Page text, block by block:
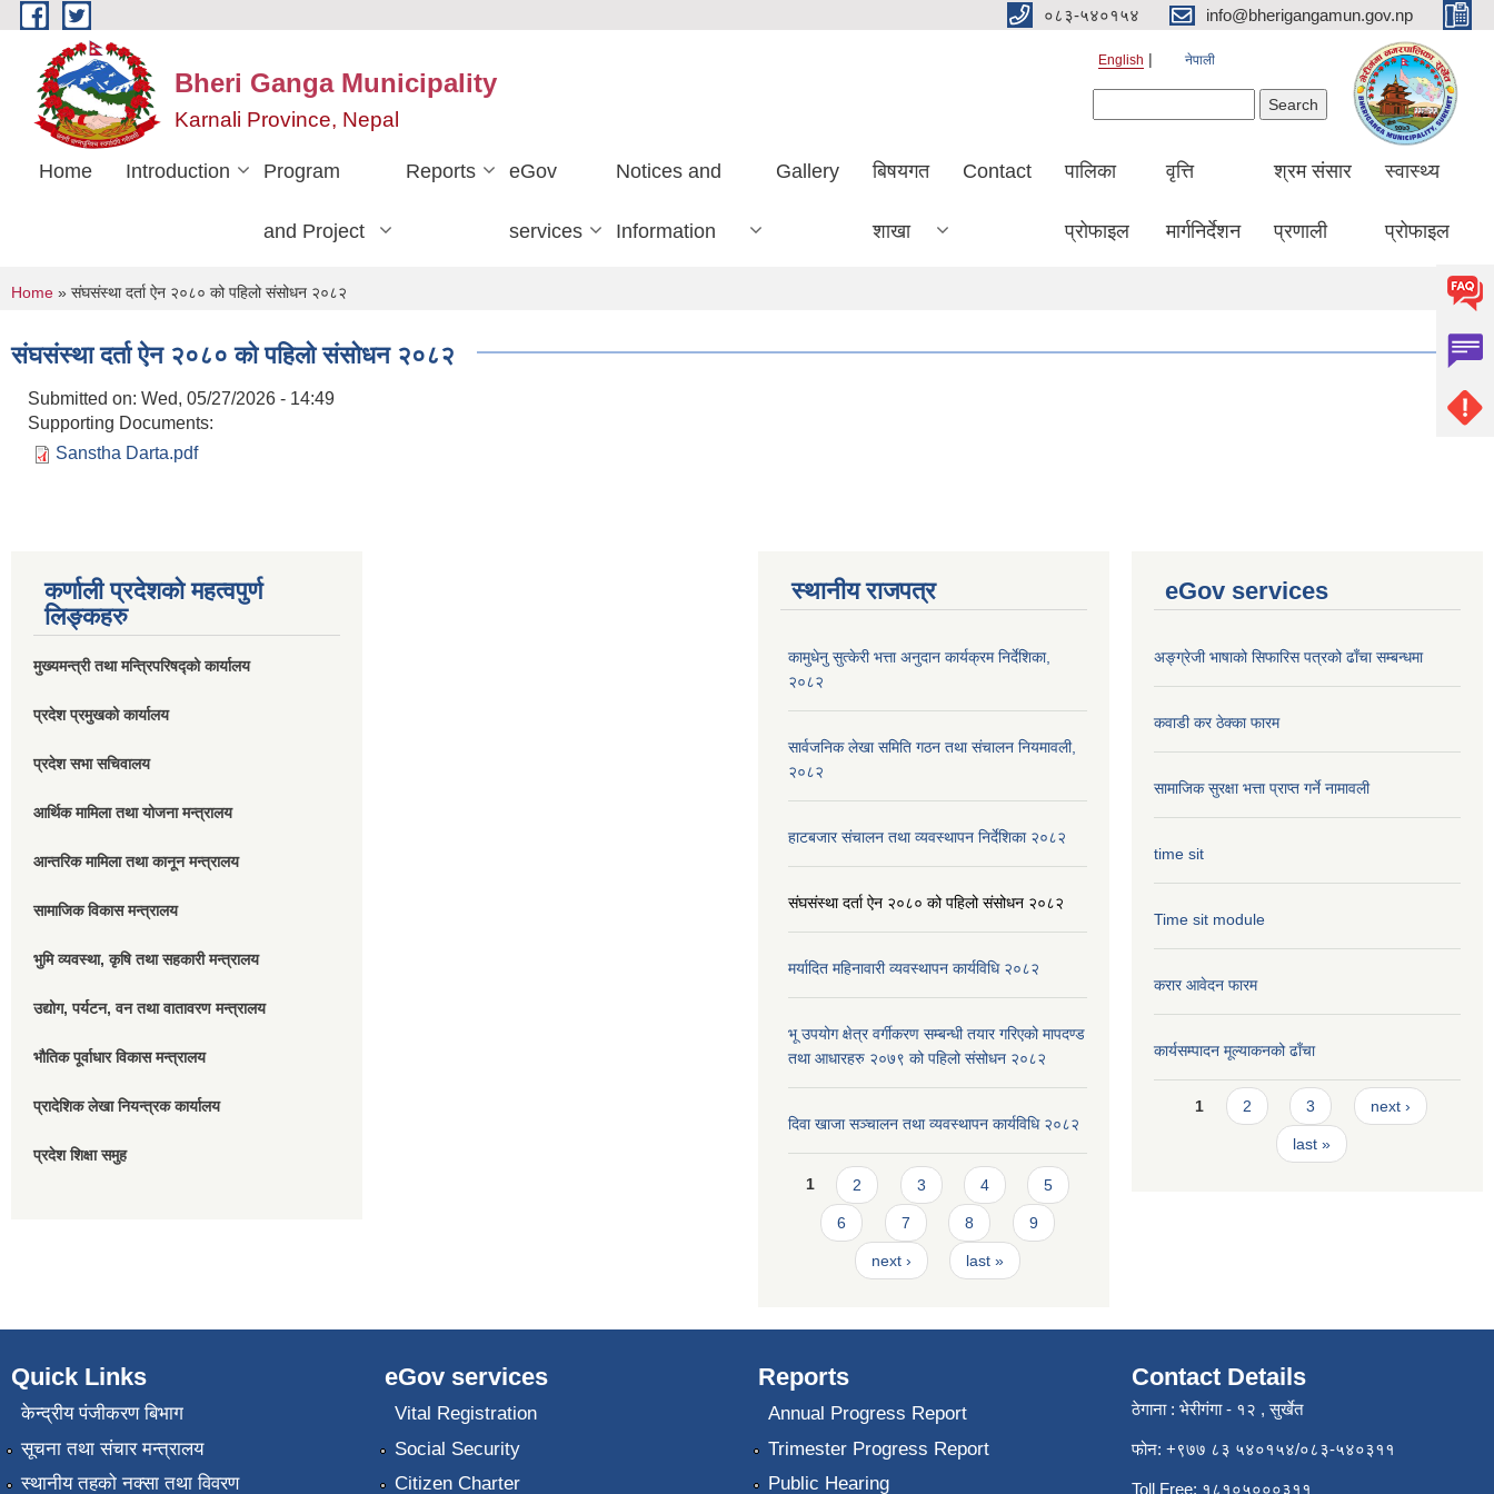
Skip to main content ०८३-५४०१५४ info@bherigangamun.gov.np
Bheri Ganga Municipality
Karnali Province, Nepal
English नेपाली
Home Introduction Program
and Project
Reports eGov
services
Notices and
Information
Gallery बिषयगत
शाखा
Contact पालिका
प्रोफाइल
वृत्ति
मार्गनिर्देशन
श्रम संसार
प्रणाली
स्वास्थ्य
प्रोफाइल
You are here
Home » संघसंस्था दर्ता ऐन २०८० को पहिलो संसोधन २०८२
संघसंस्था दर्ता ऐन २०८० को पहिलो संसोधन २०८२
Submitted on: Wed, 05/27/2026 - 14:49
Supporting Documents:
Sanstha Darta.pdf
कर्णाली प्रदेशको महत्वपुर्ण
लिङ्कहरु
मुख्यमन्त्री तथा मन्त्रिपरिषद्को कार्यालय
प्रदेश प्रमुखको कार्यालय
प्रदेश सभा सचिवालय
आर्थिक मामिला तथा योजना मन्त्रालय
आन्तरिक मामिला तथा कानून मन्त्रालय
सामाजिक विकास मन्त्रालय
भुमि व्यवस्था, कृषि तथा सहकारी मन्त्रालय
उद्योग, पर्यटन, वन तथा वातावरण मन्त्रालय
भौतिक पूर्वाधार विकास मन्त्रालय
प्रादेशिक लेखा नियन्त्रक कार्यालय
प्रदेश शिक्षा समुह
स्थानीय राजपत्र
कामुधेनु सुत्केरी भत्ता अनुदान कार्यक्रम निर्देशिका,
२०८२
सार्वजनिक लेखा समिति गठन तथा संचालन नियमावली,
२०८२
हाटबजार संचालन तथा व्यवस्थापन निर्देशिका २०८२
संघसंस्था दर्ता ऐन २०८० को पहिलो संसोधन २०८२
मर्यादित महिनावारी व्यवस्थापन कार्यविधि २०८२
भू उपयोग क्षेत्र वर्गीकरण सम्बन्धी तयार गरिएको मापदण्ड
तथा आधारहरु २०७९ को पहिलो संसोधन २०८२
दिवा खाजा सञ्चालन तथा व्यवस्थापन कार्यविधि २०८२
Pages
1 2 3 4 5
6 7 8 9
next › last »
eGov services
अङ्ग्रेजी भाषाको सिफारिस पत्रको ढाँचा सम्बन्धमा
कवाडी कर ठेक्का फारम
सामाजिक सुरक्षा भत्ता प्राप्त गर्ने नामावली
time sit
Time sit module
करार आवेदन फारम
कार्यसम्पादन मूल्या‌कनको ढाँचा
Pages
1 2 3 next ›
last »
Quick Links
केन्द्रीय पंजीकरण बिभाग
सूचना तथा संचार मन्त्रालय
स्थानीय तहको नक्सा तथा विवरण
eGov services
Vital Registration
Social Security
Citizen Charter
Reports
Annual Progress Report
Trimester Progress Report
Public Hearing
Contact Details
ठेगाना : भेरीगंगा - १२ , सुर्खेत
फोन: +९७७ ८३ ५४०१५४/०८३-५४०३११
Toll Free: १८१०५०००३११